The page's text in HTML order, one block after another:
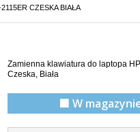
CZESKA BIAŁA
Zamienna klawiatura do laptopa
Czeska, Biała
🟩 W